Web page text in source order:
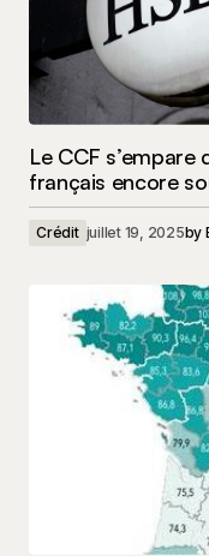
Le CCF
français encore
Crédit juillet 19, 2025by